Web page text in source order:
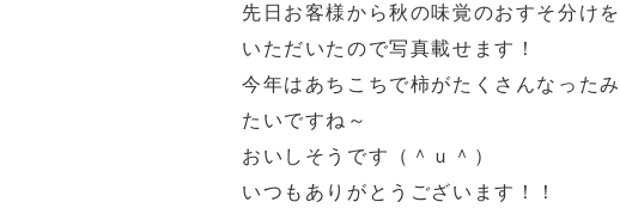
先日お客様から秋の味覚のおすそ分けを
いただいたので写真載せます！
今年はあちこちで柿がたくさんなったみ
たいですね～
おいしそうです（＾ｕ＾）
いつもありがとうございます！！